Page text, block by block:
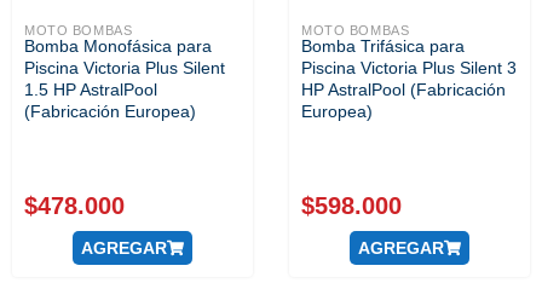
MOTO BOMBAS
Bomba Monofásica para
Piscina Victoria Plus Silent
1.5 HP AstralPool
(Fabricación Europea)
$478.000
AGREGAR
MOTO BOMBAS
Bomba Trifásica para
Piscina Victoria Plus Silent 3
HP AstralPool (Fabricación
Europea)
$598.000
AGREGAR